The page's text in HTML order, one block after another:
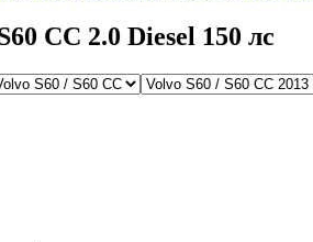
CC 2.0 Diesel 150 лс